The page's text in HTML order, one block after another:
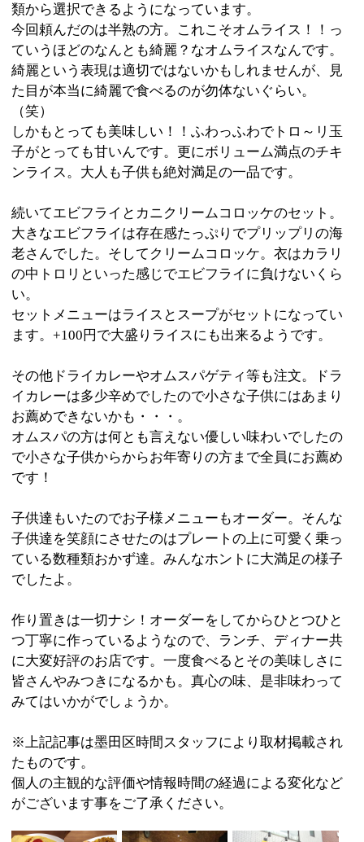
の中トロリといった感じでエビフライに負けないくら
い。
セットメニューはライスとスープがセットになってい
ます。+100円で大盛りライスにも出来るようです。
その他ドライカレーやオムスパゲティ等も注文。ドラ
イカレーは多少辛めでしたので小さな子供にはあまり
お薦めできないかも・・・。
オムスパの方は何とも言えない優しい味わいでしたの
で小さな子供からからお年寄りの方まで全員にお薦め
です！
子供達もいたのでお子様メニューもオーダー。そんな
ている数種類おかず達。みんなホントに大満足の様子
でしたよ。
作り置きは一切ナシ！オーダーをしてからひとつひと
つ丁寧に作っているようなので、ランチ、ディナー共
に大変好評のお店です。一度食べるとその美味しさに
皆さんやみつきになるかも。真心の味、是非味わって
みてはいかがでしょうか。
※上記記事は墨田区時間スタッフにより取材掲載され
個人の主観的な評価や情報時間の経過による変化など
がございます事をご了承ください。
:
TEL : 03-5608-0233
最寄駅 両国駅
所在地 : 墨田区亀沢1-3-8 宮本ビル1F
WEB
駐車場 : 無
このページの先頭へ